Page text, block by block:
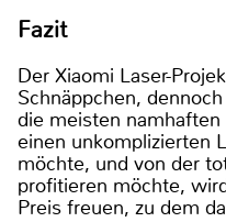
Fazit
Der Xiaomi Laser-
Schnäppchen,
die meisten
einen unkomplizierten
möchte, und von der
profitieren möchte,
Preis freuen, zu dem